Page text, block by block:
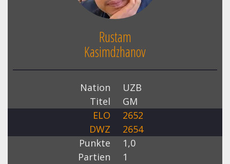
Rustam
Kasimdzhanov
Nation
UZB
Titel
GM
ELO
2652
DWZ
2654
Punkte
1,0
Partien
1